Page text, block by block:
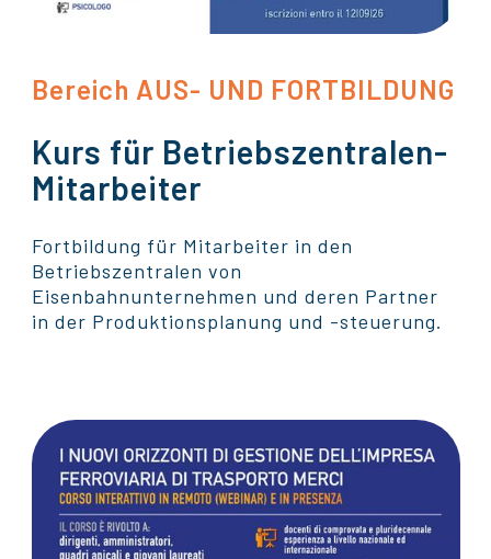
Bereich AUS- UND FORTBILDUNG
Kurs für Betriebszentralen-
Mitarbeiter
Fortbildung für Mitarbeiter in den
Betriebszentralen von
Eisenbahnunternehmen und deren Partner
in der Produktionsplanung und -steuerung.